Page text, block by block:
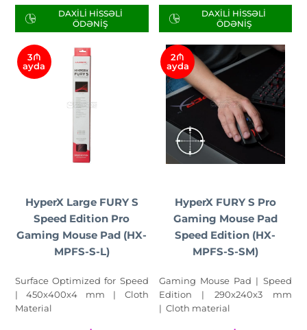
DAXILI HISSƏLI
ÖDƏNIŞ
DAXILI HISSƏLI
ÖDƏNIŞ
3₼
ayda
HyperX Large FURY S
Speed Edition Pro
Gaming Mouse Pad (HX-
MPFS-S-L)
Surface Optimized for Speed
| 450x400x4 mm | Cloth
Material
2₼
ayda
HyperX FURY S Pro
Gaming Mouse Pad
Speed Edition (HX-
MPFS-S-SM)
Gaming Mouse Pad | Speed
Edition | 290x240x3 mm
| Cloth material